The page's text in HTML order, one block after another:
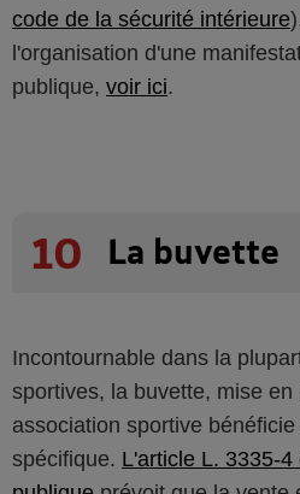
code de la sécurité intérieure
l'organisation d'une
publique, voir ici.
10 La buvette
Incontournable dans la
sportives, la buvette, mise en
association sportive
spécifique. L'article L. 3335-